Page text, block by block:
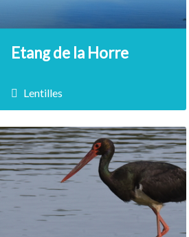
Etang de la Horre
Lentilles
Prix non renseigné
En plein coeur de la Champagne
humide, l’étang de la Horre se
situe sur l’un des principaux axes
migratoires français pour les
oiseaux.